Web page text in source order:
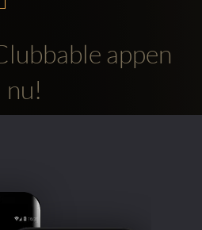
appen
nu!